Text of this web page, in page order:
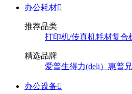
办公耗材
推荐品类
打印机/传真机耗材复合
精选品牌
爱普生得力(deli） 惠普
办公设备